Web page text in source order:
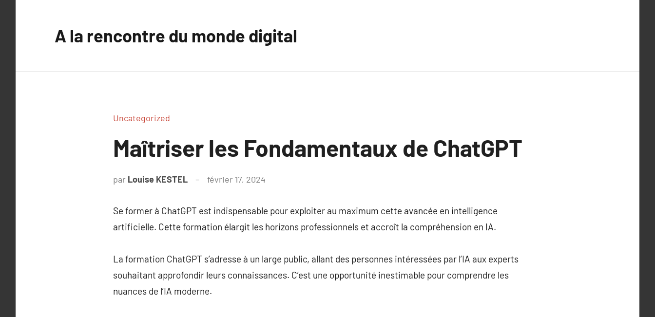
A la rencontre du monde digital
Uncategorized
Maîtriser les Fondamentaux de ChatGPT
par Louise KESTEL février 17, 2024
Se former à ChatGPT est indispensable pour exploiter au maximum cette avancée en intelligence
artificielle. Cette formation élargit les horizons professionnels et accroît la compréhension en IA.
La formation ChatGPT s’adresse à un large public, allant des personnes intéressées par l’IA aux experts
souhaitant approfondir leurs connaissances. C’est une opportunité inestimable pour comprendre les
nuances de l’IA moderne.